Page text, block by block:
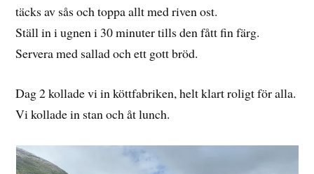
täcks av sås och toppa allt med riven ost.
Ställ in i ugnen i 30 minuter tills den fått fin färg.
Servera med sallad och ett gott bröd.
Dag 2 kollade vi in köttfabriken, helt klart roligt för alla.
Vi kollade in stan och åt lunch.